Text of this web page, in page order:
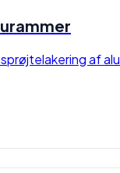
af alu